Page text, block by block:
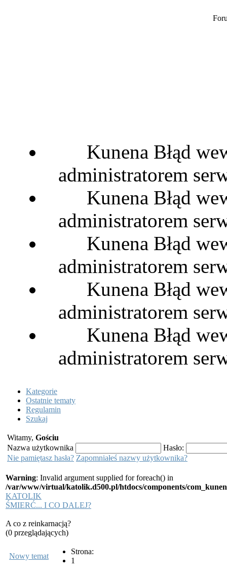
Kunena Błąd
administratorem
Kunena Błąd
administratorem
Kunena Błąd
administratorem
Kunena Błąd
administratorem
Kunena Błąd
administratorem
Kategorie
Ostatnie tematy
Regulamin
Szukaj
Witamy, Gościu
Nazwa użytkownika
Hasło:
Nie pamiętasz hasła? Zapomniałeś nazwy użytkownika?
Warning: Invalid argument supplied for foreach() in
/var/www/virtual/katolik.d500.pl/htdocs/components/
KATOLIK
ŚMIERĆ... I CO DALEJ?
A co z reinkarnacją?
(0 przeglądających)
Nowy temat
Strona:
1